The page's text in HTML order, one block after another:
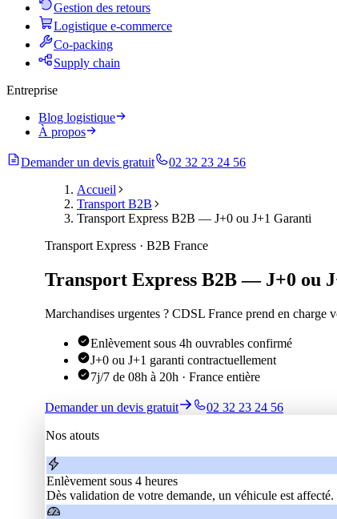
Gestion des retours
Logistique e-commerce
Co-packing
Supply chain
Entreprise
Blog logistique
À propos
Demander un devis gratuit
02 32 23 24 56
Accueil
Transport B2B
Transport Express B2B — J+0 ou J+1 Garanti
Transport Express · B2B France
Transport Express B2B — J+0 ou
Marchandises urgentes ? CDSL France prend en charge
Enlèvement sous 4h ouvrables confirmé
J+0 ou J+1 garanti contractuellement
7j/7 de 08h à 20h · France entière
Demander un devis gratuit 02 32 23 24 56
Nos atouts
Enlèvement sous 4 heures
Dès validation de votre demande, un véhicule est